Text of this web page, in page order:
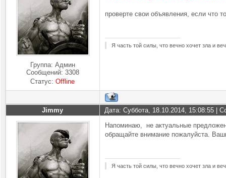
Группа: Админ
Сообщений: 3308
Статус:Offline
проверте свои объявления, если что
Я часть той силы, что вечно хочет зла и
Jimmy Дата: Суббота, 18.10.2014, 15:08:55 |
Напоминаю, не актуальные
обращайте внимание пожалуйста.
Я часть той силы, что вечно хочет зла и